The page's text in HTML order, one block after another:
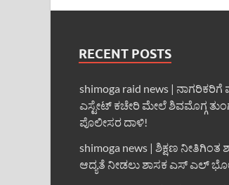
RECENT POSTS
shimoga raid news |
ಎಸ್ಟೇಟ್ ಕಚೇರಿ ಮೇಲೆ ಶಿವಮೊಗ್ಗ
ಪೊಲೀಸರ ದಾಳಿ!
shimoga news | ಶಿಕ್ಷಣ
ಆದ್ಯತೆ ನೀಡಲು ಶಾಸಕ ಎಸ್ ಎಲ್